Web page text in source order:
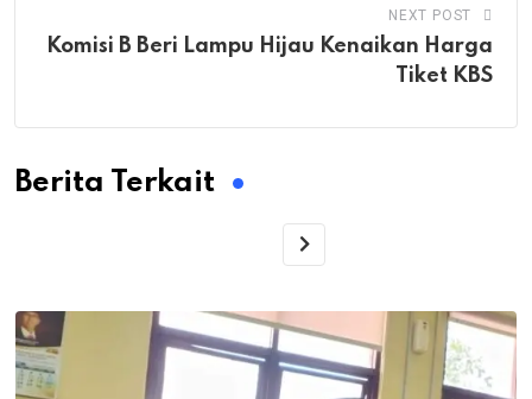
NEXT POST
Komisi B Beri Lampu Hijau Kenaikan Harga
Tiket KBS
Berita Terkait